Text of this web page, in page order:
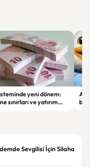
yeni dönem:
sınırları ve yatırım
Sevgilisi İçin Silaha